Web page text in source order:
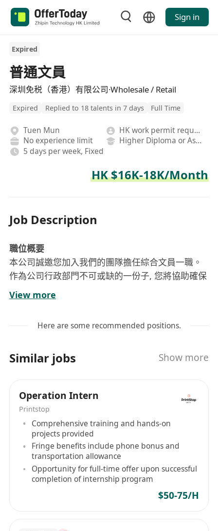
Sign in
Expired
普通文員
深圳免税（香港）有限公司·Wholesale / Retail
Expired Replied to 18 talents in 7 days Full Time
Tuen Mun
HK work permit required
No experience limit
Higher Diploma or Associate Degree
5 days per week, Fixed
HK $16K-18K/Month
Job Description
職位概要
本公司誠邀您加入我們的團隊擔任綜合文員一職。
作為公司行政部門不可或缺的一份子, 您將協助確保
公司的運作高效順暢。這個職位提供穩定的全職工
作機會, 讓您在良好的團隊氛圍中發展所長。
處理公司系統操作
安排
按需要執行上級安排的相關工作
期待你擁有
大專或以上學位程度 (應屆畢業生將被考慮)
邏輯清晰, 解難能力高, 能獨立工作且擅於與團隊
合作
具備出色的英語和中文(廣東話及普通話)書面及
口語溝通技巧
精通Microsoft Office 軟件(Word, Excel, PPT)
View more
Here are some recommended positions.
Similar jobs Show more
Operation Intern
Printstop
Comprehensive training and hands-on
projects provided
Fringe benefits include phone bonus and
transportation allowance
Opportunity for full-time offer upon successful
completion of internship program
$50-75/H